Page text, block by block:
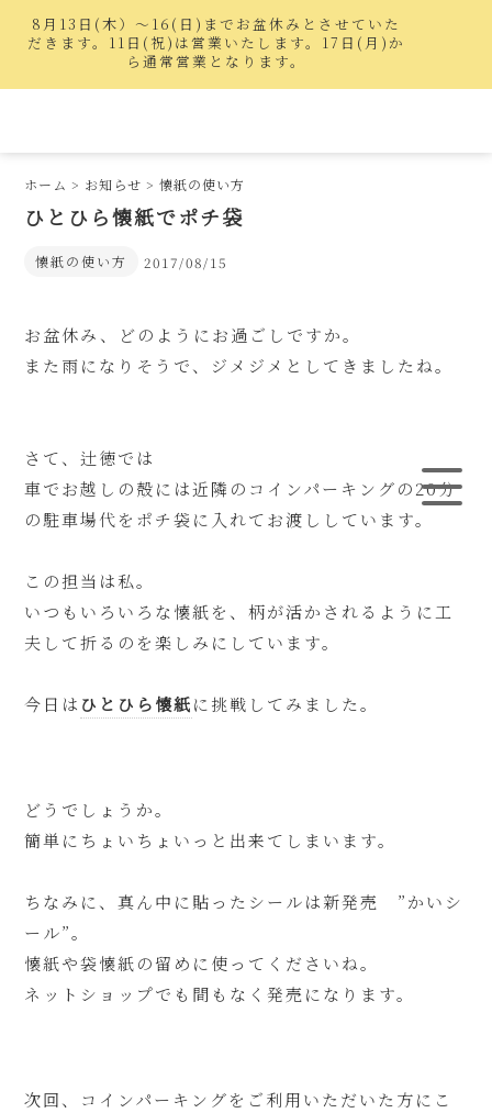
8月13日(木）〜16(日)までお盆休みとさせていた
だきます。11日(祝)は営業いたします。17日(月)か
ら通常営業となります。
ホーム > お知らせ >懐紙の使い方
ひとひら懐紙でポチ袋
懐紙の使い方 2017/08/15
お盆休み、どのようにお過ごしですか。
また雨になりそうで、ジメジメとしてきましたね。
さて、辻徳では
車でお越しの殻には近隣のコインパーキングの20分
の駐車場代をポチ袋に入れてお渡ししています。
この担当は私。
いつもいろいろな懐紙を、柄が活かされるように工
夫して折るのを楽しみにしています。
今日は ひとひら懐紙に挑戦してみました。
どうでしょうか。
簡単にちょいちょいっと出来てしまいます。
ちなみに、真ん中に貼ったシールは新発売 ”かいシ
ール”。
懐紙や袋懐紙の留めに使ってくださいね。
ネットショップでも間もなく発売になります。
次回、コインパーキングをご利用いただいた方にこ